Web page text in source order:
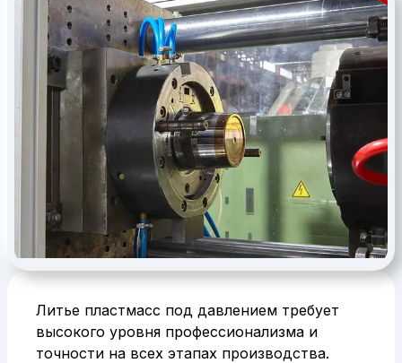
Литье пластмасс под давлением требует
высокого уровня профессионализма и
точности на всех этапах производства.